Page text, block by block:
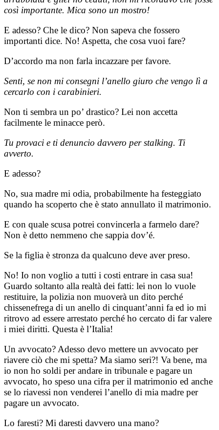
così importante. Mica sono un mostro!
E adesso? Che le dico? Non sapeva che fossero
importanti dice. No! Aspetta, che cosa vuoi fare?
D’accordo ma non farla incazzare per favore.
Senti, se non mi consegni l’anello giuro che vengo lì a
cercarlo con i carabinieri.
Non ti sembra un po’ drastico? Lei non accetta
facilmente le minacce però.
Tu provaci e ti denuncio davvero per stalking. Ti
avverto.
E adesso?
No, sua madre mi odia, probabilmente ha festeggiato
quando ha scoperto che è stato annullato il matrimonio.
E con quale scusa potrei convincerla a farmelo dare?
Non è detto nemmeno che sappia dov’é.
Se la figlia è stronza da qualcuno deve aver preso.
No! Io non voglio a tutti i costi entrare in casa sua!
Guardo soltanto alla realtà dei fatti: lei non lo vuole
restituire, la polizia non muoverà un dito perché
chissenefrega di un anello di cinquant’anni fa ed io mi
ritrovo ad essere arrestato perché ho cercato di far valere
i miei diritti. Questa è l’Italia!
Un avvocato? Adesso devo mettere un avvocato per
riavere ciò che mi spetta? Ma siamo seri?! Va bene, ma
io non ho soldi per andare in tribunale e pagare un
avvocato, ho speso una cifra per il matrimonio ed anche
se lo riavessi non venderei l’anello di mia madre per
pagare un avvocato.
Lo faresti? Mi daresti davvero una mano?